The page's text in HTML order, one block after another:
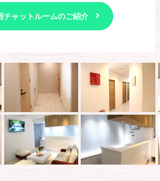
チャットルームのご紹介